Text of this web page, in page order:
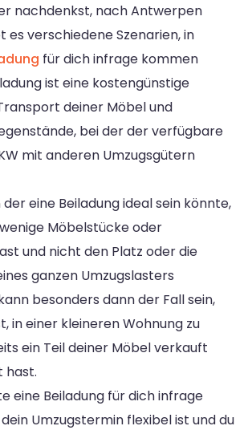
nachdenkst, nach Antwerpen
es verschiedene Szenarien, in
für dich infrage kommen
ist eine kostengünstige
deiner Möbel und
bei der der verfügbare
mit anderen Umzugsgütern
der eine Beiladung ideal sein könnte,
Möbelstücke oder
und nicht den Platz oder die
ganzen Umzugslasters
besonders dann der Fall sein,
in einer kleineren Wohnung zu
ein Teil deiner Möbel verkauft
hast.
eine Beiladung für dich infrage
Umzugstermin flexibel ist und du